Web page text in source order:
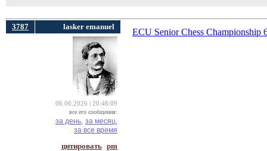
3787 lasker emanuel
06.06.2026 | 20:46:09
все его сообщения:
за день, за месяц,
за все время
цитировать pm
ECU Senior Chess Championship